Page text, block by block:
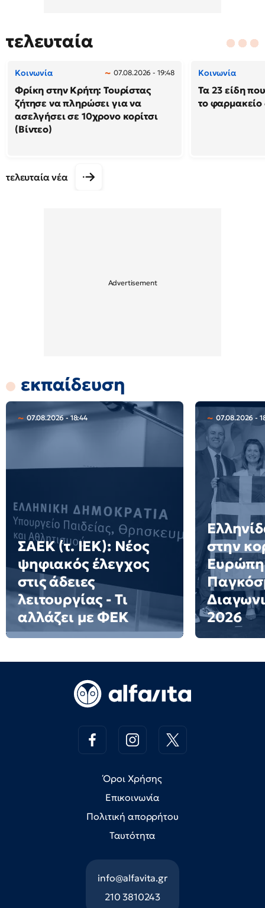
τελευταία
Κοινωνία 07.08.2026 - 19:48
Φρίκη στην Κρήτη: Τουρίστας
ζήτησε να πληρώσει για να
ασελγήσει σε 10χρονο κορίτσι
(Βίντεο)
Κοινωνία
Τα 23 είδη
το
τελευταία νέα
εκπαίδευση
07.08.2026 - 18:44
ΣΑΕΚ (τ. ΙΕΚ): Νέος
ψηφιακός έλεγχος
στις άδειες
λειτουργίας - Τι
αλλάζει με ΦΕΚ
07.08.2026 -
στην
2026
Όροι Χρήσης
Επικοινωνία
Πολιτική απορρήτου
Ταυτότητα
info@alfavita.gr
210 3810243